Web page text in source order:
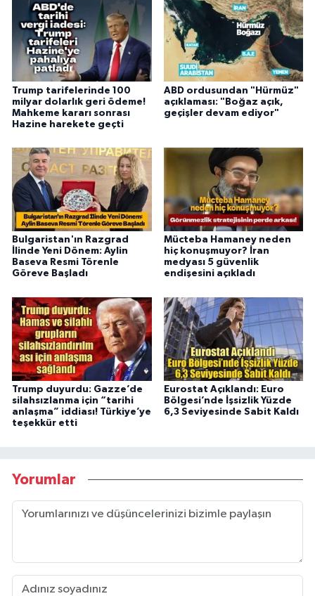
Trump tarifelerinde 100
milyar dolarlık geri ödeme!
Mahkeme kararı sonrası
Hazine harekete geçti
ABD ordusundan "Hürmüz"
açıklaması: "Boğaz açık,
geçişler devam ediyor"
Bulgaristan'ın Razgrad
İlinde Yeni Dönem: Aylin
Baseva Resmi Törenle
Göreve Başladı
Mücteba Hamaney neden
hiç konuşmuyor? İran
medyası 5 güvenlik
endişesini açıkladı
Trump duyurdu: Gazze’de
silahsızlanma için “tarihi
anlaşma” iddiası! Türkiye’ye
teşekkür etti
Eurostat Açıklandı: Euro
Bölgesi’nde İşsizlik Yüzde
6,3 Seviyesinde Sabit Kaldı
Yorumlar